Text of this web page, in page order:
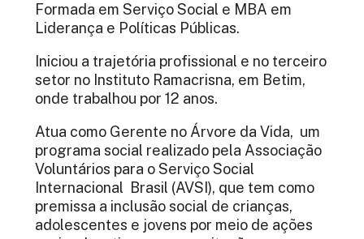
Formada em Serviço Social e MBA em
Liderança e Políticas Públicas.
Iniciou a trajetória profissional e no terceiro
setor no Instituto Ramacrisna, em Betim,
onde trabalhou por 12 anos.
Atua como Gerente no Árvore da Vida, um
programa social realizado pela Associação
Voluntários para o Serviço Social
Internacional Brasil (AVSI), que tem como
premissa a inclusão social de crianças,
adolescentes e jovens por meio de ações